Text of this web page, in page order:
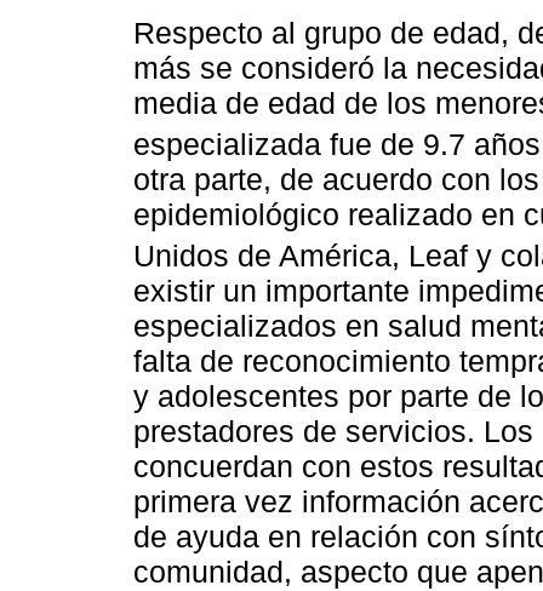
Respecto al grupo de edad,
más se consideró la
media de edad de los
especializada fue de 9.7
otra parte, de acuerdo con
epidemiológico realizado en
Unidos de América, Leaf y
existir un importante
especializados en salud
falta de reconocimiento
y adolescentes por parte de
prestadores de servicios.
concuerdan con estos
primera vez información
de ayuda en relación con
comunidad, aspecto que